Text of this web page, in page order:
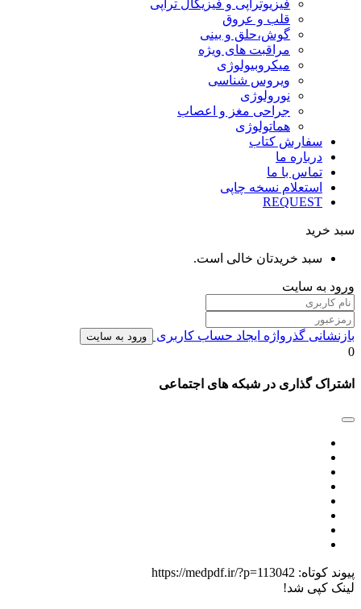
فیزیوتراپی و فیزیکال تراپی
قلب و عروق
گوش،حلق و بینی
مراقبت های ویژه
میکروبیولوژی
ویروس شناسی
نورولوژی
جراحی مغز و اعصاب
هماتولوژی
سفارش کتاب
درباره ما
تماس با ما
استعلام نسخه چاپی
REQUEST
سبد خرید
سبد خریدتان خالی است.
ورود به سایت
بازنشانی گذرواژه ایجاد حساب کاربری ورود به سایت
0
اشتراک گذاری در شبکه های اجتماعی
پیوند کوتاه: https://medpdf.ir/?p=113042
لینک کپی شد!